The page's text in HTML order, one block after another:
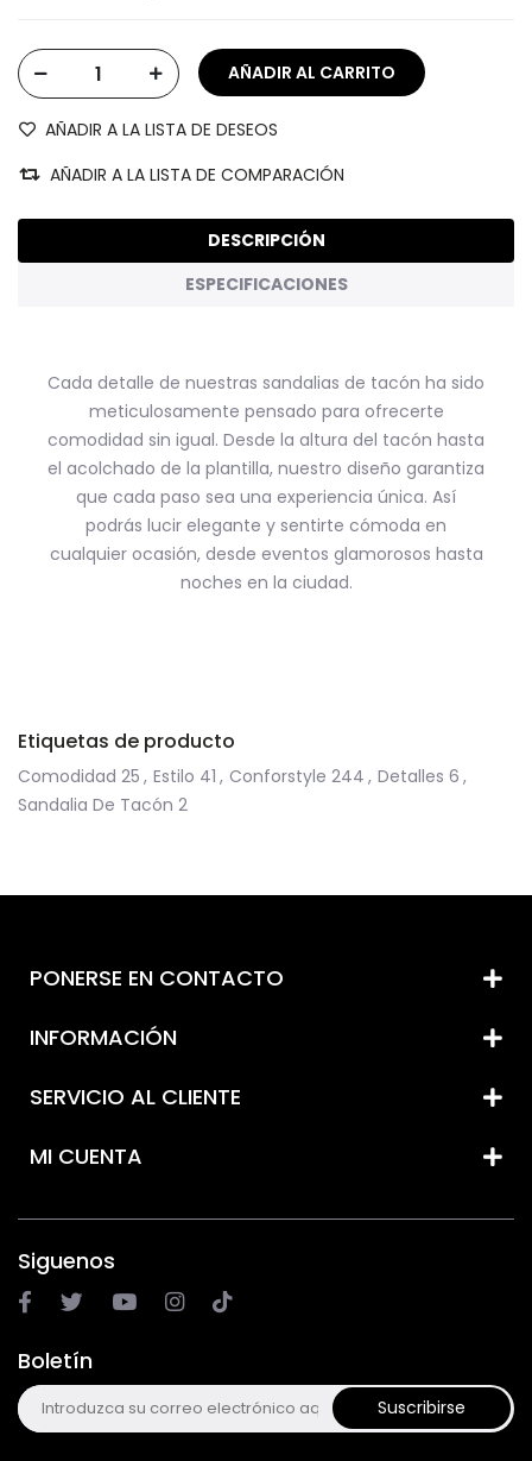
AÑADIR A LA LISTA DE DESEOS
AÑADIR A LA LISTA DE COMPARACIÓN
DESCRIPCIÓN
ESPECIFICACIONES
Cada detalle de nuestras sandalias de tacón ha sido
meticulosamente pensado para ofrecerte
comodidad sin igual. Desde la altura del tacón hasta
el acolchado de la plantilla, nuestro diseño garantiza
que cada paso sea una experiencia única. Así
podrás lucir elegante y sentirte cómoda en
cualquier ocasión, desde eventos glamorosos hasta
noches en la ciudad.
Etiquetas de producto
Comodidad 25 , Estilo 41 , Conforstyle 244 , Detalles 6 ,
Sandalia De Tacón 2
PONERSE EN CONTACTO
INFORMACIÓN
SERVICIO AL CLIENTE
MI CUENTA
Siguenos
Boletín
Suscribirse